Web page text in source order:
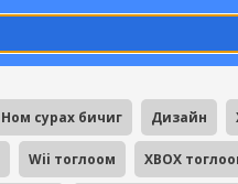
Ном сурах бичиг Дизайн
Wii тоглоом XBOX